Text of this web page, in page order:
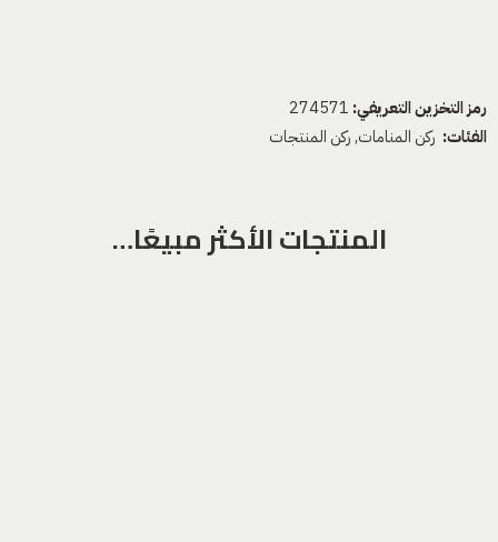
رمز التخزين التعريفي: 274571
الفئات: ركن المنامات,ركن المنتجات
المنتجات الأكثر مبيعًا…